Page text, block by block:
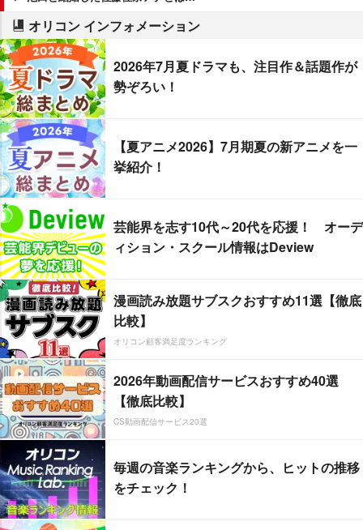
オリコン インフォメーション
2026年7月夏ドラマも、注目作＆話題作が
勢ぞろい！
【夏アニメ2026】7月期夏の新アニメを一
挙紹介！
芸能界を志す10代～20代を応援！ オーデ
ィション・スクール情報はDeview
漫画読み放題サブスクおすすめ11選【徹底
比較】
オリコン顧客満足度ランキング
2026年動画配信サービスおすすめ40選
【徹底比較】
CS動画配信サービス20選
毎週の音楽ランキングから、ヒットの推移
をチェック！